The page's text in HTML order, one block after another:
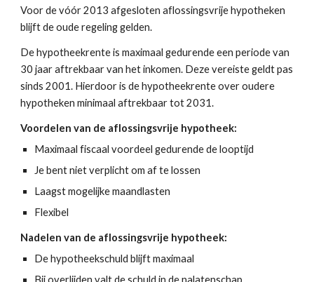
Voor de vóór 2013 afgesloten aflossingsvrije hypotheken
blijft de oude regeling gelden.
De hypotheekrente is maximaal gedurende een periode van
30 jaar aftrekbaar van het inkomen. Deze vereiste geldt pas
sinds 2001. Hierdoor is de hypotheekrente over oudere
hypotheken minimaal aftrekbaar tot 2031.
Voordelen van de aflossingsvrije hypotheek:
Maximaal fiscaal voordeel gedurende de looptijd
Je bent niet verplicht om af te lossen
Laagst mogelijke maandlasten
Flexibel
Nadelen van de aflossingsvrije hypotheek:
De hypotheekschuld blijft maximaal
Bij overlijden valt de schuld in de nalatenschap